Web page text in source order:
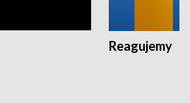
Reagujemy